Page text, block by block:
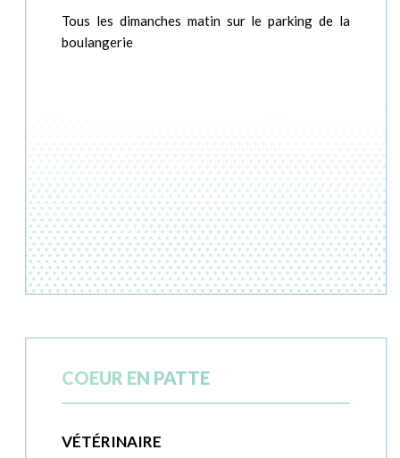
Tous les dimanches matin sur le parking de la
boulangerie
COEUR EN PATTE
VÉTÉRINAIRE